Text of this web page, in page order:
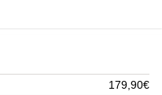
Class A (3.2%)
179,90€